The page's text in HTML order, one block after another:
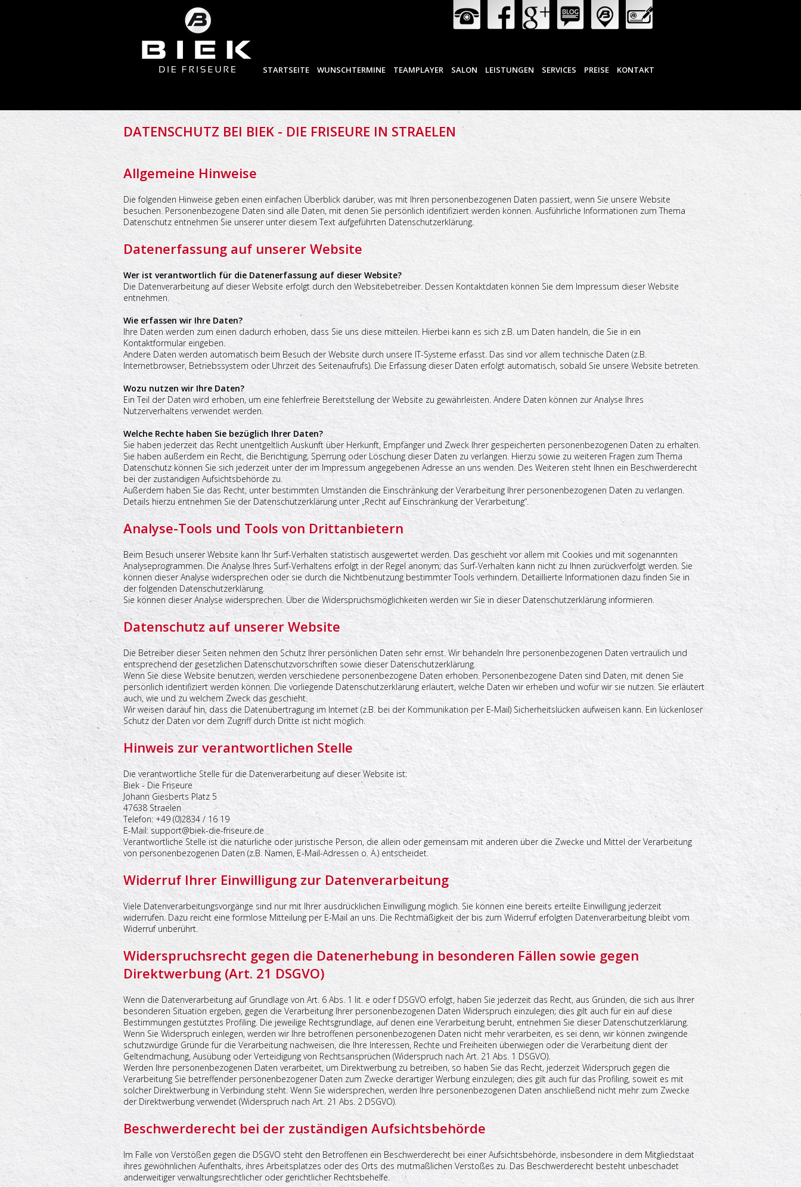
STARTSEITE WUNSCHTERMINE TEAMPLAYER SALON LEISTUNGEN SERVICES PREISE KONTAKT
DATENSCHUTZ BEI BIEK - DIE FRISEURE IN STRAELEN
Allgemeine Hinweise
Die folgenden Hinweise geben einen einfachen Überblick darüber, was mit Ihren personenbezogenen Daten passiert, wenn Sie unsere Website
besuchen. Personenbezogene Daten sind alle Daten, mit denen Sie persönlich identifiziert werden können. Ausführliche Informationen zum Thema
Datenschutz entnehmen Sie unserer unter diesem Text aufgeführten Datenschutzerklärung.
Datenerfassung auf unserer Website
Wer ist verantwortlich für die Datenerfassung auf dieser Website?
Die Datenverarbeitung auf dieser Website erfolgt durch den Websitebetreiber. Dessen Kontaktdaten können Sie dem Impressum dieser Website
entnehmen.
Wie erfassen wir Ihre Daten?
Ihre Daten werden zum einen dadurch erhoben, dass Sie uns diese mitteilen. Hierbei kann es sich z.B. um Daten handeln, die Sie in ein
Kontaktformular eingeben.
Andere Daten werden automatisch beim Besuch der Website durch unsere IT-Systeme erfasst. Das sind vor allem technische Daten (z.B.
Internetbrowser, Betriebssystem oder Uhrzeit des Seitenaufrufs). Die Erfassung dieser Daten erfolgt automatisch, sobald Sie unsere Website betreten.
Wozu nutzen wir Ihre Daten?
Ein Teil der Daten wird erhoben, um eine fehlerfreie Bereitstellung der Website zu gewährleisten. Andere Daten können zur Analyse Ihres
Nutzerverhaltens verwendet werden.
Welche Rechte haben Sie bezüglich Ihrer Daten?
Sie haben jederzeit das Recht unentgeltlich Auskunft über Herkunft, Empfänger und Zweck Ihrer gespeicherten personenbezogenen Daten zu erhalten.
Sie haben außerdem ein Recht, die Berichtigung, Sperrung oder Löschung dieser Daten zu verlangen. Hierzu sowie zu weiteren Fragen zum Thema
Datenschutz können Sie sich jederzeit unter der im Impressum angegebenen Adresse an uns wenden. Des Weiteren steht Ihnen ein Beschwerderecht
bei der zuständigen Aufsichtsbehörde zu.
Außerdem haben Sie das Recht, unter bestimmten Umständen die Einschränkung der Verarbeitung Ihrer personenbezogenen Daten zu verlangen.
Details hierzu entnehmen Sie der Datenschutzerklärung unter „Recht auf Einschränkung der Verarbeitung“.
Analyse-Tools und Tools von Drittanbietern
Beim Besuch unserer Website kann Ihr Surf-Verhalten statistisch ausgewertet werden. Das geschieht vor allem mit Cookies und mit sogenannten
Analyseprogrammen. Die Analyse Ihres Surf-Verhaltens erfolgt in der Regel anonym; das Surf-Verhalten kann nicht zu Ihnen zurückverfolgt werden. Sie
können dieser Analyse widersprechen oder sie durch die Nichtbenutzung bestimmter Tools verhindern. Detaillierte Informationen dazu finden Sie in
der folgenden Datenschutzerklärung.
Sie können dieser Analyse widersprechen. Über die Widerspruchsmöglichkeiten werden wir Sie in dieser Datenschutzerklärung informieren.
Datenschutz auf unserer Website
Die Betreiber dieser Seiten nehmen den Schutz Ihrer persönlichen Daten sehr ernst. Wir behandeln Ihre personenbezogenen Daten vertraulich und
entsprechend der gesetzlichen Datenschutzvorschriften sowie dieser Datenschutzerklärung.
Wenn Sie diese Website benutzen, werden verschiedene personenbezogene Daten erhoben. Personenbezogene Daten sind Daten, mit denen Sie
persönlich identifiziert werden können. Die vorliegende Datenschutzerklärung erläutert, welche Daten wir erheben und wofür wir sie nutzen. Sie erläutert
auch, wie und zu welchem Zweck das geschieht.
Wir weisen darauf hin, dass die Datenübertragung im Internet (z.B. bei der Kommunikation per E-Mail) Sicherheitslücken aufweisen kann. Ein lückenloser
Schutz der Daten vor dem Zugriff durch Dritte ist nicht möglich.
Hinweis zur verantwortlichen Stelle
Die verantwortliche Stelle für die Datenverarbeitung auf dieser Website ist:
Biek - Die Friseure
Johann Giesberts Platz 5
47638 Straelen
Telefon: +49 (0)2834 / 16 19
E-Mail: support@biek-die-friseure.de
Verantwortliche Stelle ist die natürliche oder juristische Person, die allein oder gemeinsam mit anderen über die Zwecke und Mittel der Verarbeitung
von personenbezogenen Daten (z.B. Namen, E-Mail-Adressen o. Ä.) entscheidet.
Widerruf Ihrer Einwilligung zur Datenverarbeitung
Viele Datenverarbeitungsvorgänge sind nur mit Ihrer ausdrücklichen Einwilligung möglich. Sie können eine bereits erteilte Einwilligung jederzeit
widerrufen. Dazu reicht eine formlose Mitteilung per E-Mail an uns. Die Rechtmäßigkeit der bis zum Widerruf erfolgten Datenverarbeitung bleibt vom
Widerruf unberührt.
Widerspruchsrecht gegen die Datenerhebung in besonderen Fällen sowie gegen
Direktwerbung (Art. 21 DSGVO)
Wenn die Datenverarbeitung auf Grundlage von Art. 6 Abs. 1 lit. e oder f DSGVO erfolgt, haben Sie jederzeit das Recht, aus Gründen, die sich aus Ihrer
besonderen Situation ergeben, gegen die Verarbeitung Ihrer personenbezogenen Daten Widerspruch einzulegen; dies gilt auch für ein auf diese
Bestimmungen gestütztes Profiling. Die jeweilige Rechtsgrundlage, auf denen eine Verarbeitung beruht, entnehmen Sie dieser Datenschutzerklärung.
Wenn Sie Widerspruch einlegen, werden wir Ihre betroffenen personenbezogenen Daten nicht mehr verarbeiten, es sei denn, wir können zwingende
schutzwürdige Gründe für die Verarbeitung nachweisen, die Ihre Interessen, Rechte und Freiheiten überwiegen oder die Verarbeitung dient der
Geltendmachung, Ausübung oder Verteidigung von Rechtsansprüchen (Widerspruch nach Art. 21 Abs. 1 DSGVO).
Werden Ihre personenbezogenen Daten verarbeitet, um Direktwerbung zu betreiben, so haben Sie das Recht, jederzeit Widerspruch gegen die
Verarbeitung Sie betreffender personenbezogener Daten zum Zwecke derartiger Werbung einzulegen; dies gilt auch für das Profiling, soweit es mit
solcher Direktwerbung in Verbindung steht. Wenn Sie widersprechen, werden Ihre personenbezogenen Daten anschließend nicht mehr zum Zwecke
der Direktwerbung verwendet (Widerspruch nach Art. 21 Abs. 2 DSGVO).
Beschwerderecht bei der zuständigen Aufsichtsbehörde
Im Falle von Verstößen gegen die DSGVO steht den Betroffenen ein Beschwerderecht bei einer Aufsichtsbehörde, insbesondere in dem Mitgliedstaat
ihres gewöhnlichen Aufenthalts, ihres Arbeitsplatzes oder des Orts des mutmaßlichen Verstoßes zu. Das Beschwerderecht besteht unbeschadet
anderweitiger verwaltungsrechtlicher oder gerichtlicher Rechtsbehelfe.